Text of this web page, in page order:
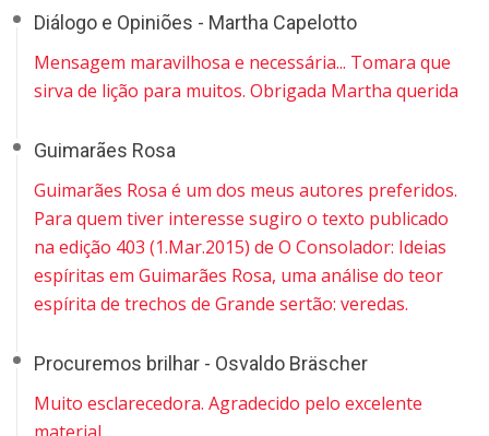
Diálogo e Opiniões - Martha Capelotto
Mensagem maravilhosa e necessária... Tomara que
sirva de lição para muitos. Obrigada Martha querida
Guimarães Rosa
Guimarães Rosa é um dos meus autores preferidos.
Para quem tiver interesse sugiro o texto publicado
na edição 403 (1.Mar.2015) de O Consolador: Ideias
espíritas em Guimarães Rosa, uma análise do teor
espírita de trechos de Grande sertão: veredas.
Procuremos brilhar - Osvaldo Bräscher
Muito esclarecedora. Agradecido pelo excelente